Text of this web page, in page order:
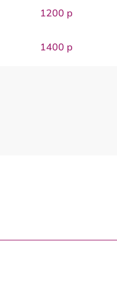
1200 р
1400 р